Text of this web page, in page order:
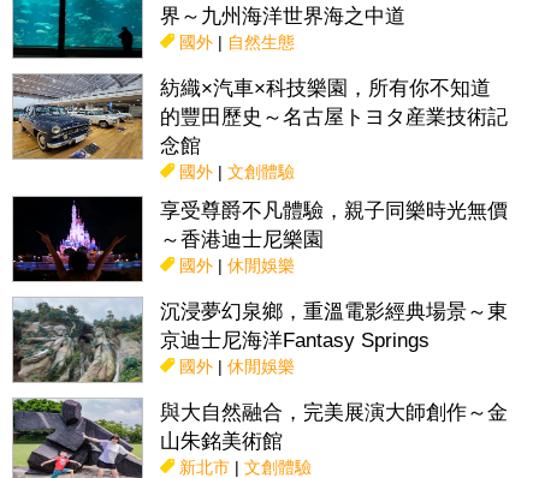
界～九州海洋世界海之中道
國外| 自然生態
紡織×汽車×科技樂園，所有你不知道
的豐田歷史～名古屋トヨタ産業技術記
念館
國外| 文創體驗
享受尊爵不凡體驗，親子同樂時光無價
～香港迪士尼樂園
國外| 休閒娛樂
沉浸夢幻泉鄉，重溫電影經典場景～東
京迪士尼海洋Fantasy Springs
國外| 休閒娛樂
與大自然融合，完美展演大師創作～金
山朱銘美術館
新北市| 文創體驗